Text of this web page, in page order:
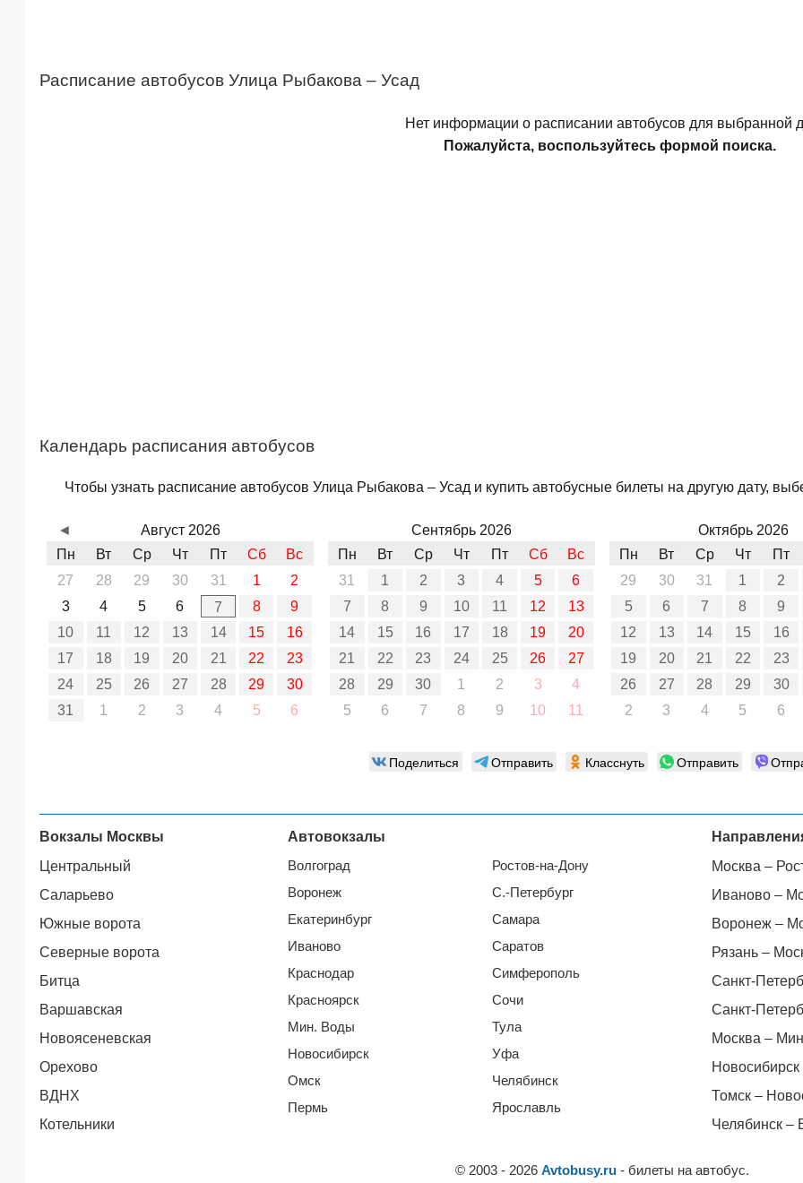
Расписание автобусов Улица Рыбакова – Усад
Нет информации о расписании автобусов для выбранной
Пожалуйста, воспользуйтесь формой поиска.
Календарь расписания автобусов
Чтобы узнать расписание автобусов Улица Рыбакова – Усад и купить автобусные билеты на другую дату,
Август 2026
Пн
Вт Ср Чт Пт Сб
Вс
27
28 29 30 31 1
2
3
4 5 6 7 8
9
10
11 12 13 14 15
16
17
18 19 20 21 22
23
24
25 26 27 28 29
30
31
1 2 3 4 5 6
Сентябрь 2026
Пн
Вт Ср Чт Пт Сб
Вс
31
1 2 3 4 5
6
7
8 9 10 11 12
13
14
15 16 17 18 19
20
21
22 23 24 25 26
27
28
29 30 1 2 3
4
5
6 7 8 9 10 11
Октябрь 2026
Пн
Вт Ср Чт
Пт
29
30 31 1
2
5
6 7 8
9
12
13 14 15
16
19
20 21 22
23
26
27 28 29
30
2
3 4 5 6
◄
Поделиться Отправить Класснуть Отправить
Вокзалы Москвы
Центральный
Саларьево
Южные ворота
Северные ворота
Битца
Варшавская
Новоясеневская
Орехово
ВДНХ
Котельники
Автовокзалы
Волгоград
Воронеж
Екатеринбург
Иваново
Краснодар
Красноярск
Мин. Воды
Новосибирск
Омск
Пермь
Ростов-на-Дону
С.-Петербург
Самара
Саратов
Симферополь
Сочи
Тула
Уфа
Челябинск
Ярославль
Москва –
Иваново –
Воронеж –
Рязань –
Санкт-
Санкт-
Москва –
Томск –
Челябинск –
© 2003 - 2026 Avtobusy.ru - билеты на автобус.